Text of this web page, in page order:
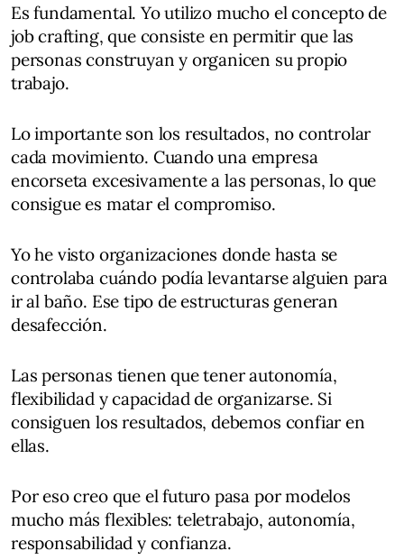
Es fundamental. Yo utilizo mucho el concepto de
job crafting, que consiste en permitir que las
personas construyan y organicen su propio
trabajo.
Lo importante son los resultados, no controlar
cada movimiento. Cuando una empresa
encorseta excesivamente a las personas, lo que
consigue es matar el compromiso.
Yo he visto organizaciones donde hasta se
controlaba cuándo podía levantarse alguien para
ir al baño. Ese tipo de estructuras generan
desafección.
Las personas tienen que tener autonomía,
flexibilidad y capacidad de organizarse. Si
consiguen los resultados, debemos confiar en
ellas.
Por eso creo que el futuro pasa por modelos
mucho más flexibles: teletrabajo, autonomía,
responsabilidad y confianza.